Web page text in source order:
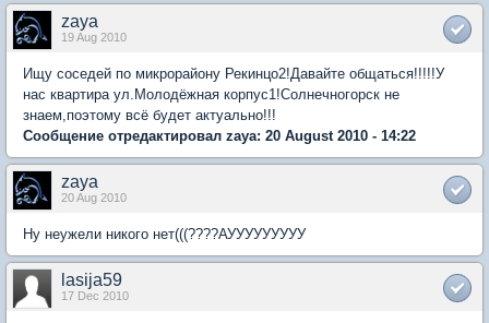
zaya
19 Aug 2010
Ищу соседей по микрорайону Рекинцо2!Давайте общаться!!!!!У
нас квартира ул.Молодёжная корпус1!Солнечногорск не
знаем,поэтому всё будет актуально!!!
Сообщение отредактировал zaya: 20 August 2010 - 14:22
zaya
20 Aug 2010
Ну неужели никого нет(((????АУУУУУУУУУ
lasija59
17 Dec 2010